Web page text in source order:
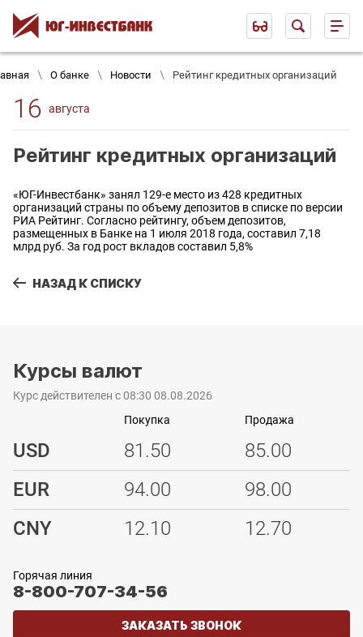
О банке Новости Рейтинг кредитных организаций
16 августа
Рейтинг кредитных организаций
«ЮГ-Инвестбанк» занял 129-е место из 428 кредитных
организаций страны по объему депозитов в списке по версии
РИА Рейтинг. Согласно рейтингу, объем депозитов,
размещенных в Банке на 1 июля 2018 года, составил 7,18
млрд руб. За год рост вкладов составил 5,8%
НАЗАД К СПИСКУ
Курсы валют
Курс действителен с 08:30 08.08.2026
USD
Покупка
81.50
Продажа
85.00
EUR
94.00
98.00
CNY
12.10 12.70
Горячая линия
8-800-707-34-56
ЗАКАЗАТЬ ЗВОНОК